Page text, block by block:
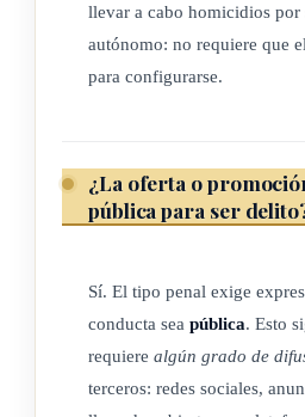
llevar a cabo homicidios por
autónomo: no requiere que
para configurarse.
¿La oferta o
pública para ser
Sí. El tipo penal exige
conducta sea pública. Esto
requiere algún grado de
terceros: redes sociales,